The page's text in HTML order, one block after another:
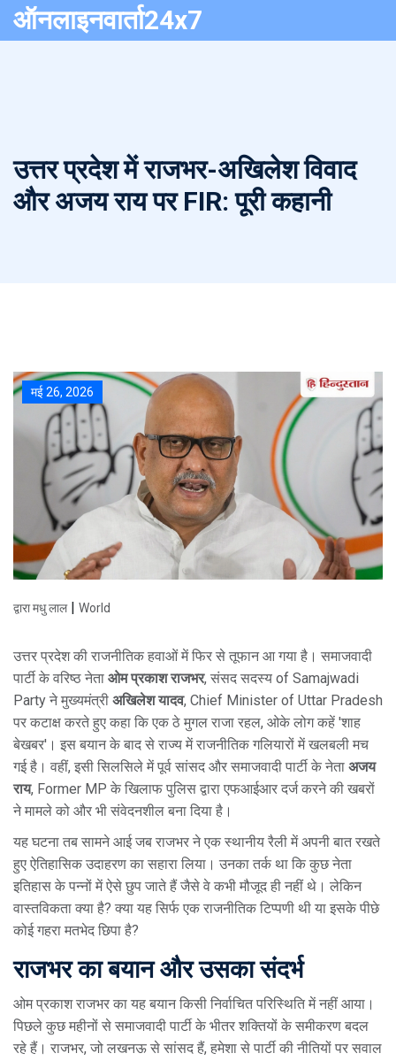
ऑनलाइनवार्ता24x7
उत्तर प्रदेश में राजभर-अखिलेश विवाद
और अजय राय पर FIR: पूरी कहानी
मई 26, 2026
द्वारा मधु लाल| World
उत्तर प्रदेश की राजनीतिक हवाओं में फिर से तूफान आ गया है। समाजवादी
पार्टी के वरिष्ठ नेता ओम प्रकाश राजभर, संसद सदस्य of Samajwadi
Party ने मुख्यमंत्री अखिलेश यादव, Chief Minister of Uttar Pradesh
पर कटाक्ष करते हुए कहा कि एक ठे मुगल राजा रहल, ओके लोग कहें 'शाह
बेखबर'। इस बयान के बाद से राज्य में राजनीतिक गलियारों में खलबली मच
गई है। वहीं, इसी सिलसिले में पूर्व सांसद और समाजवादी पार्टी के नेता अजय
राय, Former MP के खिलाफ पुलिस द्वारा एफआईआर दर्ज करने की खबरों
ने मामले को और भी संवेदनशील बना दिया है।
यह घटना तब सामने आई जब राजभर ने एक स्थानीय रैली में अपनी बात रखते
हुए ऐतिहासिक उदाहरण का सहारा लिया। उनका तर्क था कि कुछ नेता
इतिहास के पन्नों में ऐसे छुप जाते हैं जैसे वे कभी मौजूद ही नहीं थे। लेकिन
वास्तविकता क्या है? क्या यह सिर्फ एक राजनीतिक टिप्पणी थी या इसके पीछे
कोई गहरा मतभेद छिपा है?
राजभर का बयान और उसका संदर्भ
ओम प्रकाश राजभर का यह बयान किसी निर्वाचित परिस्थिति में नहीं आया।
पिछले कुछ महीनों से समाजवादी पार्टी के भीतर शक्तियों के समीकरण बदल
रहे हैं। राजभर, जो लखनऊ से सांसद हैं, हमेशा से पार्टी की नीतियों पर सवाल